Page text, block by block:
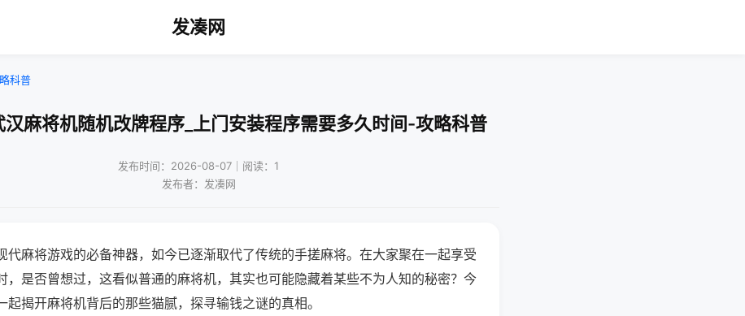
发凑网
科普
汉麻将机随机改牌程序_上门安装程序需要多久时间-攻略科普
发布时间：2026-08-07｜阅读：1
发布者：发凑网
代麻将游戏的必备神器，如今已逐渐取代了传统的手搓麻将。在大家聚在一起享受
，是否曾想过，这看似普通的麻将机，其实也可能隐藏着某些不为人知的秘密？今
起揭开麻将机背后的那些猫腻，探寻输钱之谜的真相。